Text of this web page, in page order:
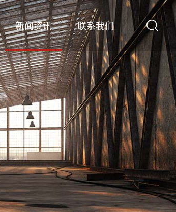
新闻资讯 联系我们